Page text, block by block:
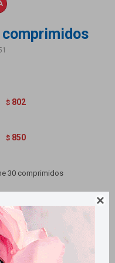

$ 802
$ 850
30 comprimidos
de envío
tiendas